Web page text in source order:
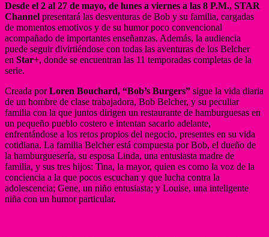
Desde el 2 al 27 de mayo, de lunes a viernes a las 8 P.M., STAR
Channel presentará las desventuras de Bob y su familia, cargadas
de momentos emotivos y de su humor poco convencional
acompañado de importantes enseñanzas. Además, la audiencia
puede seguir divirtiéndose con todas las aventuras de los Belcher
en Star+, donde se encuentran las 11 temporadas completas de la
serie.
Creada porLoren Bouchard, “Bob’s Burgers” sigue la vida diaria
de un hombre de clase trabajadora, Bob Belcher, y su peculiar
familia con la que juntos dirigen un restaurante de hamburguesas en
un pequeño pueblo costero e intentan sacarlo adelante,
enfrentándose a los retos propios del negocio, presentes en su vida
cotidiana. La familia Belcher está compuesta por Bob, el dueño de
la hamburguesería, su esposa Linda, una entusiasta madre de
familia, y sus tres hijos: Tina, la mayor, quien es como la voz de la
conciencia a la que pocos escuchan y que lucha contra la
adolescencia; Gene, un niño entusiasta; y Louise, una inteligente
niña con un humor particular.